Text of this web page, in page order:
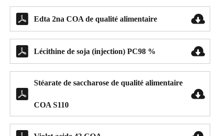
 Edta 2na COA de qualité alimentaire 
 Lécithine de soja (injection) PC98 % 

Stéarate de saccharose de qualité alimentaire
COA S110
